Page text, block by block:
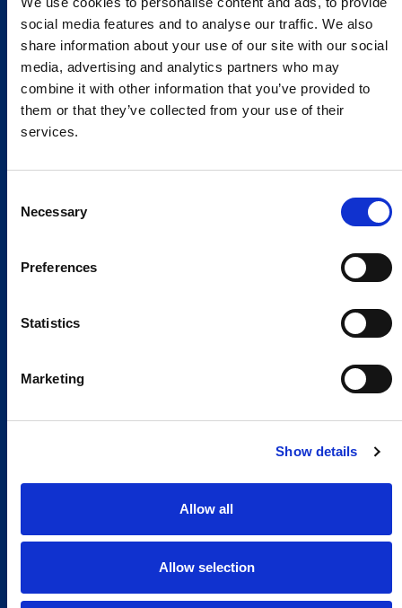
social media features and to analyse our traffic. We also
share information about your use of our site with our social
media, advertising and analytics partners who may
combine it with other information that you’ve provided to
them or that they’ve collected from your use of their
services.
Selection
Necessary
Preferences
Statistics
Marketing
Show details
Allow all
Allow selection